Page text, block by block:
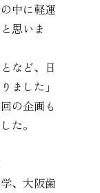
中に軽運
思いま
など、日
ました」
の企画も
た。
、大阪歯